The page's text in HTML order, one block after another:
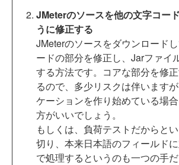
JMeterのソースを他の文字コー
うに修正する
JMeterのソースをダウンロード
ードの部分を修正し、Jarファイ
する方法です。コアな部分を修
るので、多少リスクは伴います
ケーションを作り始めている場
方がいいでしょう。
もしくは、負荷テストだからと
切り、本来日本語のフィールド
で処理するというのも一つの手だ